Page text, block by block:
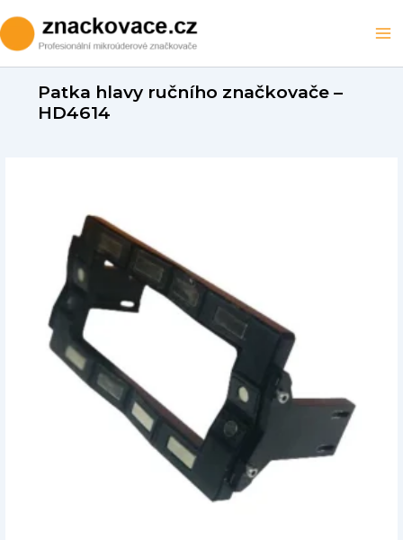
na
obsah
Patka hlavy ručního značkovače –
HD4614